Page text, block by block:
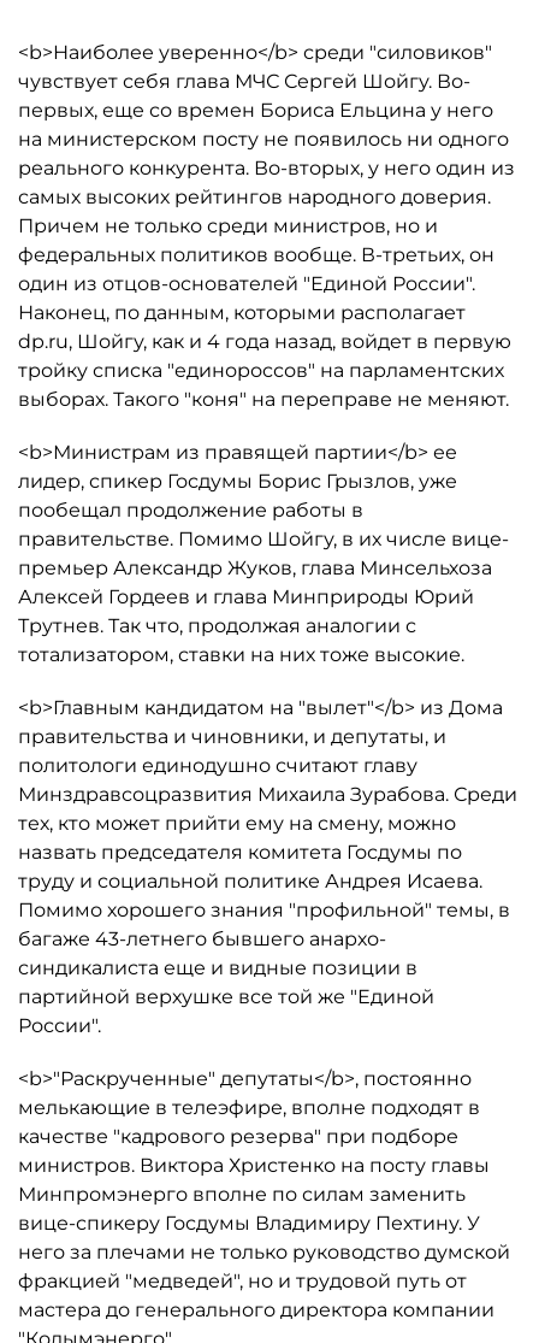
<b>Наиболее уверенно</b> среди "силовиков"
чувствует себя глава МЧС Сергей Шойгу. Во-
первых, еще со времен Бориса Ельцина у него
на министерском посту не появилось ни одного
реального конкурента. Во-вторых, у него один из
самых высоких рейтингов народного доверия.
Причем не только среди министров, но и
федеральных политиков вообще. В-третьих, он
один из отцов-основателей "Единой России".
Наконец, по данным, которыми располагает
dp.ru, Шойгу, как и 4 года назад, войдет в первую
тройку списка "единороссов" на парламентских
выборах. Такого "коня" на переправе не меняют.
<b>Министрам из правящей партии</b> ее
лидер, спикер Госдумы Борис Грызлов, уже
пообещал продолжение работы в
правительстве. Помимо Шойгу, в их числе вице-
премьер Александр Жуков, глава Минсельхоза
Алексей Гордеев и глава Минприроды Юрий
Трутнев. Так что, продолжая аналогии с
тотализатором, ставки на них тоже высокие.
<b>Главным кандидатом на "вылет"</b> из Дома
правительства и чиновники, и депутаты, и
политологи единодушно считают главу
Минздравсоцразвития Михаила Зурабова. Среди
тех, кто может прийти ему на смену, можно
назвать председателя комитета Госдумы по
труду и социальной политике Андрея Исаева.
Помимо хорошего знания "профильной" темы, в
багаже 43-летнего бывшего анархо-
синдикалиста еще и видные позиции в
партийной верхушке все той же "Единой
России".
<b>"Раскрученные" депутаты</b>, постоянно
мелькающие в телеэфире, вполне подходят в
качестве "кадрового резерва" при подборе
министров. Виктора Христенко на посту главы
Минпромэнерго вполне по силам заменить
вице-спикеру Госдумы Владимиру Пехтину. У
него за плечами не только руководство думской
фракцией "медведей", но и трудовой путь от
мастера до генерального директора компании